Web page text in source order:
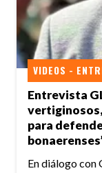
Entrevista
para
VIDEOS -
En diálogo